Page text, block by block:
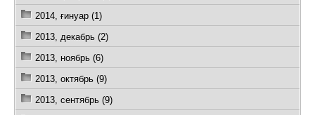
2014, ғинуар (1)
2013, декабрь (2)
2013, ноябрь (6)
2013, октябрь (9)
2013, сентябрь (9)